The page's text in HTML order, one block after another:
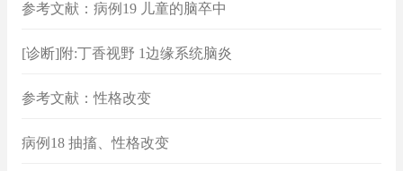
参考文献：病例19 儿童的脑卒中
[诊断]附:丁香视野 1边缘系统脑炎
参考文献：性格改变
病例18 抽搐、性格改变